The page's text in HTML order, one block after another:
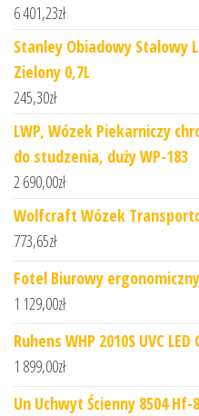
6 401,23zł
Stanley Obiadowy Stalowy
Zielony 0,7L
245,30zł
LWP, Wózek Piekarniczy
do studzenia, duży WP-183
2 690,00zł
Wolfcraft Wózek
773,65zł
Fotel Biurowy
1 129,00zł
Ruhens WHP 2010S UVC
1 899,00zł
Un Uchwyt Ścienny 8504 Hf-